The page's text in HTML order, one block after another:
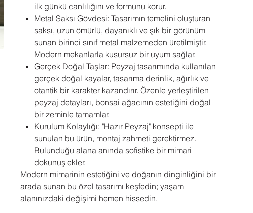
ilk günkü canlılığını ve formunu korur.
Metal Saksı Gövdesi: Tasarımın temelini oluşturan
saksı, uzun ömürlü, dayanıklı ve şık bir görünüm
sunan birinci sınıf metal malzemeden üretilmiştir.
Modern mekanlarla kusursuz bir uyum sağlar.
Gerçek Doğal Taşlar: Peyzaj tasarımında kullanılan
gerçek doğal kayalar, tasarıma derinlik, ağırlık ve
otantik bir karakter kazandırır. Özenle yerleştirilen
peyzaj detayları, bonsai ağacının estetiğini doğal
bir zeminle tamamlar.
Kurulum Kolaylığı: "Hazır Peyzaj" konsepti ile
sunulan bu ürün, montaj zahmeti gerektirmez.
Bulunduğu alana anında sofistike bir mimari
dokunuş ekler.
Modern mimarinin estetiğini ve doğanın dinginliğini bir
arada sunan bu özel tasarımı keşfedin; yaşam
alanınızdaki değişimi hemen hissedin.